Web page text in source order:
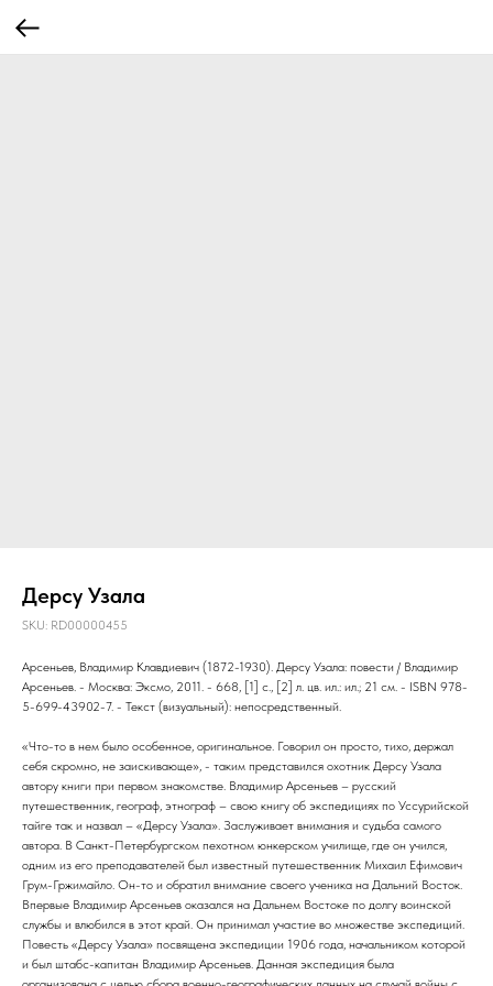
Дерсу Узала
SKU: RD00000455
Арсеньев, Владимир Клавдиевич (1872-1930). Дерсу Узала: повести / Владимир
Арсеньев. - Москва: Эксмо, 2011. - 668, [1] с., [2] л. цв. ил.: ил.; 21 см. - ISBN 978-
5-699-43902-7. - Текст (визуальный): непосредственный.
«Что-то в нем было особенное, оригинальное. Говорил он просто, тихо, держал
себя скромно, не заискивающе», - таким представился охотник Дерсу Узала
автору книги при первом знакомстве. Владимир Арсеньев – русский
путешественник, географ, этнограф – свою книгу об экспедициях по Уссурийской
тайге так и назвал – «Дерсу Узала». Заслуживает внимания и судьба самого
автора. В Санкт-Петербургском пехотном юнкерском училище, где он учился,
одним из его преподавателей был известный путешественник Михаил Ефимович
Грум-Гржимайло. Он-то и обратил внимание своего ученика на Дальний Восток.
Впервые Владимир Арсеньев оказался на Дальнем Востоке по долгу воинской
службы и влюбился в этот край. Он принимал участие во множестве экспедиций.
Повесть «Дерсу Узала» посвящена экспедиции 1906 года, начальником которой
и был штабс-капитан Владимир Арсеньев. Данная экспедиция была